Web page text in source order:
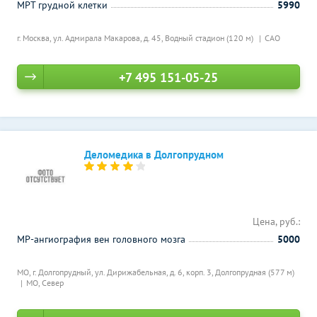
г. Москва, ул. Адмирала Макарова, д. 45, Водный стадион (120 м) САО
МРТ грудной клетки 5990
+7 495 151-05-25
Деломедика в Долгопрудном
МО, г. Долгопрудный, ул. Дирижабельная, д. 6, корп. 3, Долгопрудная (577 м)
МО, Север
Цена, руб.:
МР-ангиография вен головного мозга
5000